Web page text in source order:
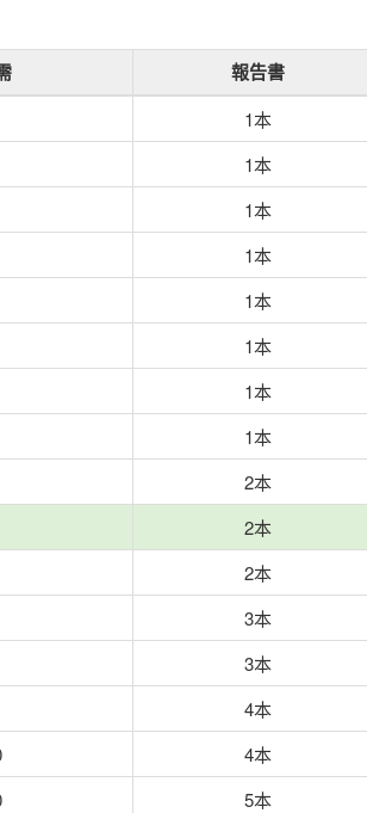
報告書
1本
1本
1本
1本
1本
1本
1本
1本
2本
2本
2本
3本
3本
4本
4本
5本